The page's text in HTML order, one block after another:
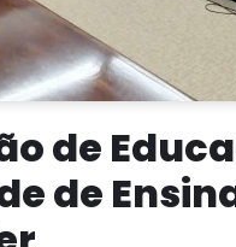
de
de